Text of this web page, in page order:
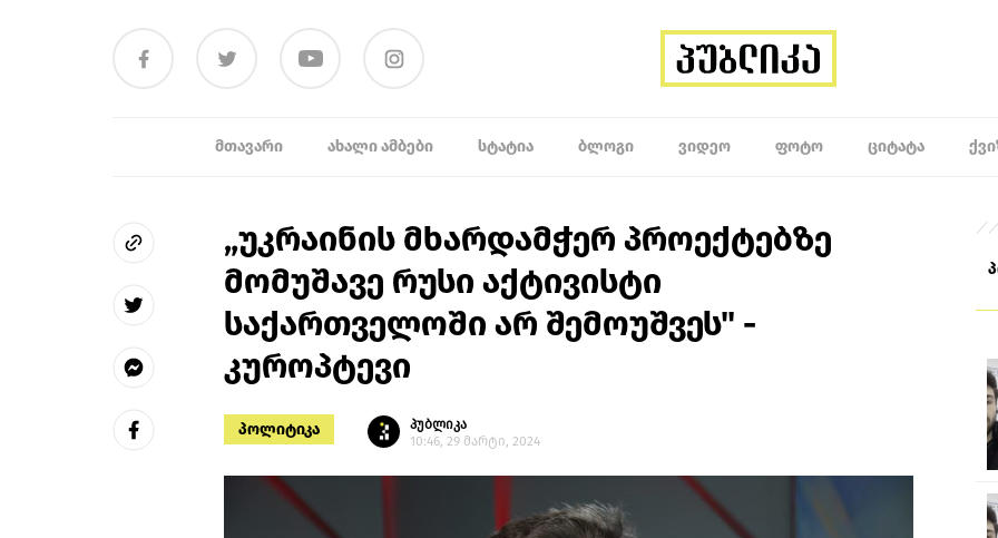
ᲛᲗᲐᲕᲐᲠᲘ ᲐᲮᲐᲚᲘ ᲐᲛᲑᲔᲑᲘ ᲡᲢᲐᲢᲘᲐ ᲑᲚᲝᲒᲘ ᲕᲘᲓᲔᲝ ᲤᲝᲢᲝ ᲪᲘᲢᲐᲢᲐ
„უკრაინის მხარდამჭერ პროექტებზე
მომუშავე რუსი აქტივისტი
საქართველოში არ შემოუშვეს" -
კუროპტევი
პოლიტიკა
პუბლიკა
10:46, 29 მარტი, 2024